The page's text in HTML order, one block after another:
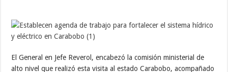
El General en Jefe Reverol, encabezó la comisión ministerial de
alto nivel que realizó esta visita al estado Carabobo, acompañado